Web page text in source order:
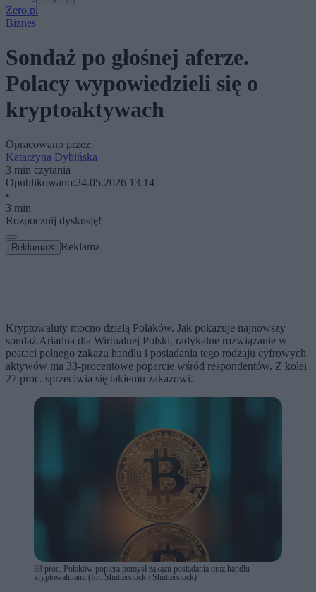
Zero.pl
Biznes
Sondaż po głośnej aferze.
Polacy wypowiedzieli się o
kryptoaktywach
Opracowano przez:
Katarzyna Dybińska
3 min czytania
Opublikowano:24.05.2026 13:14
•
3 min
Rozpocznij dyskusję!
Reklama ✕ Reklama
Kryptowaluty mocno dzielą Polaków. Jak pokazuje najnowszy
sondaż Ariadna dla Wirtualnej Polski, radykalne rozwiązanie w
postaci pełnego zakazu handlu i posiadania tego rodzaju cyfrowych
aktywów ma 33-procentowe poparcie wśród respondentów. Z kolei
27 proc. sprzeciwia się takiemu zakazowi.
33 proc. Polaków popiera pomysł zakazu posiadania oraz handlu
kryptowalutami (fot. Shutterstock / Shutterstock)